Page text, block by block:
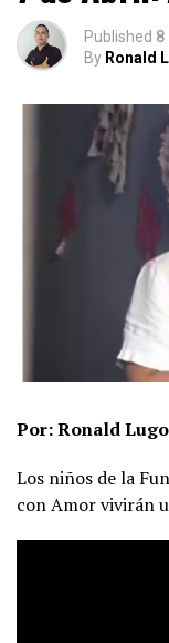
Published 8
By Ronald
Por: Ronald
Los niños de la
con Amor vivirán